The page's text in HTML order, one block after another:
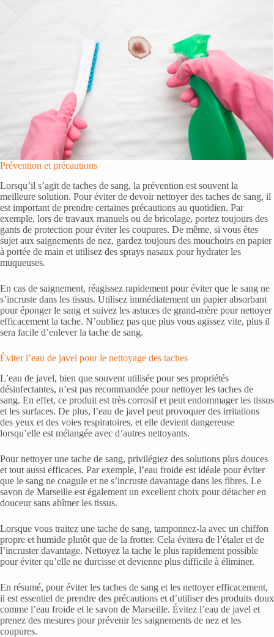
Prévention et précautions
Lorsqu’il s’agit de taches de sang, la prévention est souvent la
meilleure solution. Pour éviter de devoir nettoyer des taches de sang, il
est important de prendre certaines précautions au quotidien. Par
exemple, lors de travaux manuels ou de bricolage, portez toujours des
gants de protection pour éviter les coupures. De même, si vous êtes
sujet aux saignements de nez, gardez toujours des mouchoirs en papier
à portée de main et utilisez des sprays nasaux pour hydrater les
muqueuses.
En cas de saignement, réagissez rapidement pour éviter que le sang ne
s’incruste dans les tissus. Utilisez immédiatement un papier absorbant
pour éponger le sang et suivez les astuces de grand-mère pour nettoyer
efficacement la tache. N’oubliez pas que plus vous agissez vite, plus il
sera facile d’enlever la tache de sang.
Éviter l’eau de javel pour le nettoyage des taches
L’eau de javel, bien que souvent utilisée pour ses propriétés
désinfectantes, n’est pas recommandée pour nettoyer les taches de
sang. En effet, ce produit est très corrosif et peut endommager les tissus
et les surfaces. De plus, l’eau de javel peut provoquer des irritations
des yeux et des voies respiratoires, et elle devient dangereuse
lorsqu’elle est mélangée avec d’autres nettoyants.
Pour nettoyer une tache de sang, privilégiez des solutions plus douces
et tout aussi efficaces. Par exemple, l’eau froide est idéale pour éviter
que le sang ne coagule et ne s’incruste davantage dans les fibres. Le
savon de Marseille est également un excellent choix pour détacher en
douceur sans abîmer les tissus.
Lorsque vous traitez une tache de sang, tamponnez-la avec un chiffon
propre et humide plutôt que de la frotter. Cela évitera de l’étaler et de
l’incruster davantage. Nettoyez la tache le plus rapidement possible
pour éviter qu’elle ne durcisse et devienne plus difficile à éliminer.
En résumé, pour éviter les taches de sang et les nettoyer efficacement,
il est essentiel de prendre des précautions et d’utiliser des produits doux
comme l’eau froide et le savon de Marseille. Évitez l’eau de javel et
prenez des mesures pour prévenir les saignements de nez et les
coupures.